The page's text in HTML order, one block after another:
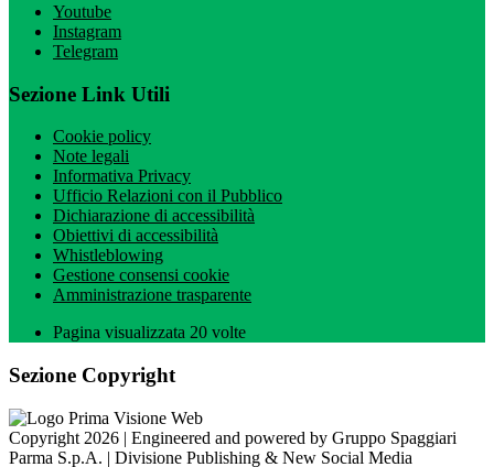
Youtube
Instagram
Telegram
Sezione Link Utili
Cookie policy
Note legali
Informativa Privacy
Ufficio Relazioni con il Pubblico
Dichiarazione di accessibilità
Obiettivi di accessibilità
Whistleblowing
Gestione consensi cookie
Amministrazione trasparente
Pagina visualizzata 20 volte
Sezione Copyright
Copyright 2026 | Engineered and powered by Gruppo Spaggiari
Parma S.p.A. | Divisione Publishing & New Social Media